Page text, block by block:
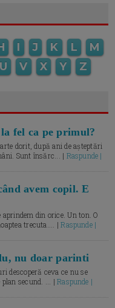
I J K L
M
U V X Y Z
fel ca pe primul?
dorit, după ani de așteptări
Sunt însărc... | Raspunde |
avem copil. E
din orice. Un ton. O
trecuta.... |Raspunde |
nu doar parinti
descoperă ceva ce nu se
plan secund. ... |Raspunde |